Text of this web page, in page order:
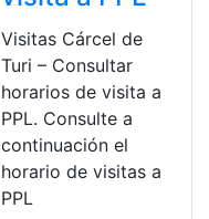
Visitas Cárcel de
Turi – Consultar
horarios de visita a
PPL. Consulte a
continuación el
horario de visitas a
PPL